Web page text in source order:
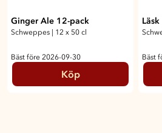
Ginger Ale 12-pack
Schweppes | 12 x 50 cl
Bäst före 2026-09-30
Köp
Bäst